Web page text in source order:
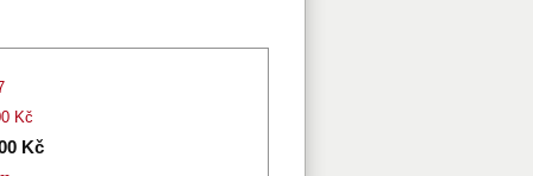
Kč
Kč